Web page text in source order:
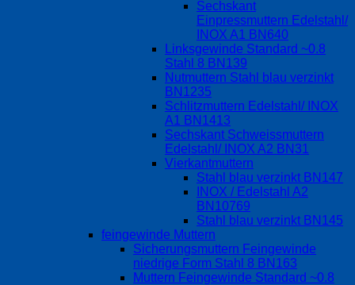
Sechskant
Einpressmuttern Edelstahl/
INOX A1 BN640
Linksgewinde Standard ~0.8
Stahl 8 BN139
Nutmuttern Stahl blau verzinkt
BN1235
Schlitzmuttern Edelstahl/ INOX
A1 BN1413
Sechskant Schweissmuttern
Edelstahl/ INOX A2 BN31
Vierkantmuttern
Stahl blau verzinkt BN147
INOX / Edelstahl A2
BN10769
Stahl blau verzinkt BN145
feingewinde Muttern
Sicherungsmuttern Feingewinde
niedrige Form Stahl 8 BN163
Muttern Feingewinde Standard ~0.8